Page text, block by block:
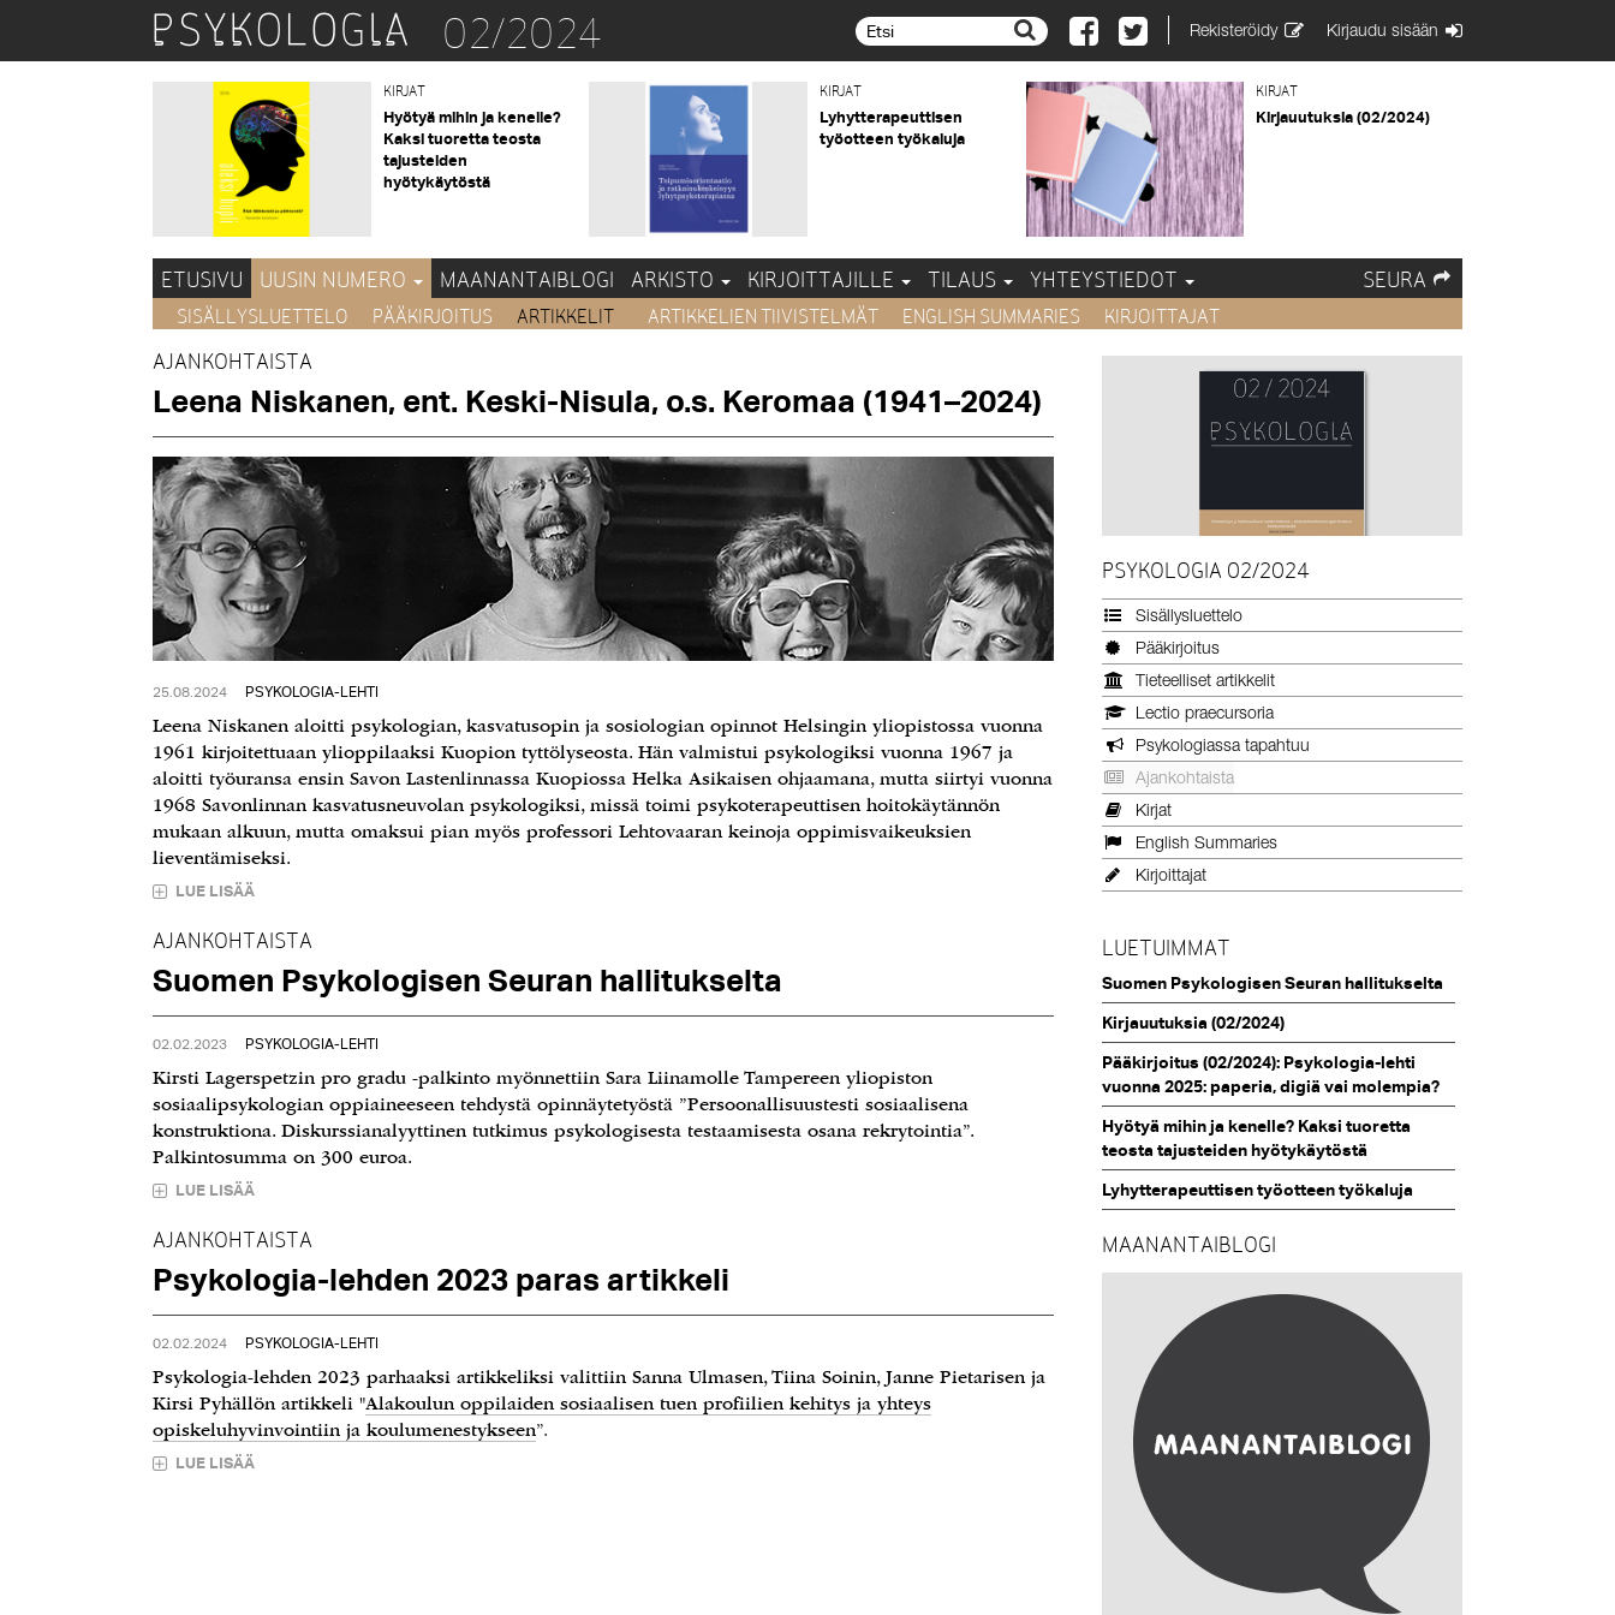
Etsi... Rekisteröidy Kirjaudu sisään
02/2024
KIRJAT
Hyötyä mihin ja kenelle?
Kaksi tuoretta teosta
tajusteiden
hyötykäytöstä
KIRJAT
Lyhytterapeuttisen
työotteen työkaluja
KIRJAT
Kirjauutuksia (02/2024)
ETUSIVU UUSIN NUMERO MAANANTAIBLOGI ARKISTO KIRJOITTAJILLE TILAUS YHTEYSTIEDOT SEURA
SISÄLLYSLUETTELO PÄÄKIRJOITUS ARTIKKELIT ARTIKKELIEN TIIVISTELMÄT ENGLISH SUMMARIES KIRJOITTAJAT
AJANKOHTAISTA
Leena Niskanen, ent. Keski-Nisula, o.s. Keromaa (1941–2024)
25.08.2024 PSYKOLOGIA-LEHTI
Leena Niskanen aloitti psykologian, kasvatusopin ja sosiologian opinnot Helsingin yliopistossa vuonna
1961 kirjoitettuaan ylioppilaaksi Kuopion tyttölyseosta. Hän valmistui psykologiksi vuonna 1967 ja
aloitti työuransa ensin Savon Lastenlinnassa Kuopiossa Helka Asikaisen ohjaamana, mutta siirtyi vuonna
1968 Savonlinnan kasvatusneuvolan psykologiksi, missä toimi psykoterapeuttisen hoitokäytännön
mukaan alkuun, mutta omaksui pian myös professori Lehtovaaran keinoja oppimisvaikeuksien
lieventämiseksi.
LUE LISÄÄ
AJANKOHTAISTA
Suomen Psykologisen Seuran hallitukselta
02.02.2023 PSYKOLOGIA-LEHTI
Kirsti Lagerspetzin pro gradu -palkinto myönnettiin Sara Liinamolle Tampereen yliopiston
sosiaalipsykologian oppiaineeseen tehdystä opinnäytetyöstä ”Persoonallisuustesti sosiaalisena
konstruktiona. Diskurssianalyyttinen tutkimus psykologisesta testaamisesta osana rekrytointia”.
Palkintosumma on 300 euroa.
LUE LISÄÄ
AJANKOHTAISTA
Psykologia-lehden 2023 paras artikkeli
02.02.2024 PSYKOLOGIA-LEHTI
Psykologia-lehden 2023 parhaaksi artikkeliksi valittiin Sanna Ulmasen, Tiina Soinin, Janne Pietarisen ja
Kirsi Pyhällön artikkeli "Alakoulun oppilaiden sosiaalisen tuen profiilien kehitys ja yhteys
opiskeluhyvinvointiin ja koulumenestykseen”.
LUE LISÄÄ
PSYKOLOGIA 02/2024
Sisällysluettelo
Pääkirjoitus
Tieteelliset artikkelit
Lectio praecursoria
Psykologiassa tapahtuu
Ajankohtaista
Kirjat
English Summaries
Kirjoittajat
LUETUIMMAT
Suomen Psykologisen Seuran hallitukselta
Kirjauutuksia (02/2024)
Pääkirjoitus (02/2024): Psykologia-lehti
vuonna 2025: paperia, digiä vai molempia?
Hyötyä mihin ja kenelle? Kaksi tuoretta
teosta tajusteiden hyötykäytöstä
Lyhytterapeuttisen työotteen työkaluja
MAANANTAIBLOGI